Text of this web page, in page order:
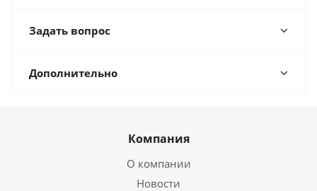
Задать вопрос
Дополнительно
Компания
О компании
Новости